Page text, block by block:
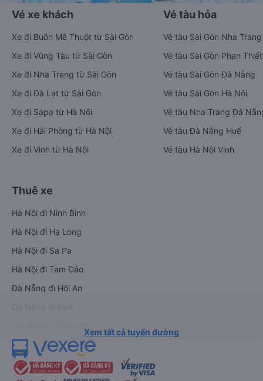
Vé xe khách
Xe đi Buôn Mê Thuột từ Sài Gòn
Xe đi Vũng Tàu từ Sài Gòn
Xe đi Nha Trang từ Sài Gòn
Xe đi Đà Lạt từ Sài Gòn
Xe đi Sapa từ Hà Nội
Xe đi Hải Phòng từ Hà Nội
Xe đi Vinh từ Hà Nội
Vé tàu hỏa
Vé tàu Sài Gòn Nha Trang
Vé tàu Sài Gòn Phan Thiết
Vé tàu Sài Gòn Đà Nẵng
Vé tàu Sài Gòn Hà Nội
Vé tàu Nha Trang Đà
Vé tàu Đà Nẵng Huế
Vé tàu Hà Nội Vinh
Thuê xe
Hà Nội đi Ninh Bình
Hà Nội đi Hạ Long
Hà Nội đi Sa Pa
Hà Nội đi Tam Đảo
Đà Nẵng đi Hội An
Xem tất cả tuyến đường